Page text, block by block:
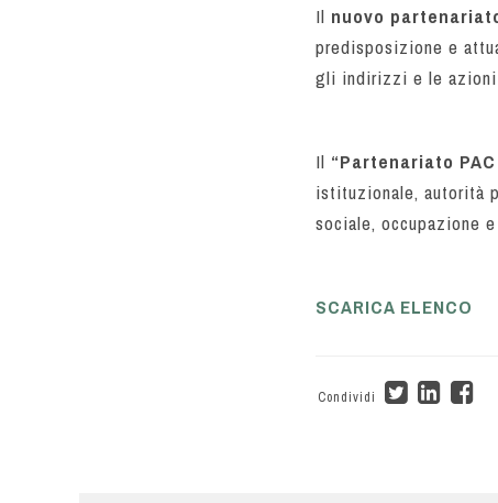
Il nuovo
predisposizione e
gli indirizzi e le
Il “Partenariato PAC
istituzionale, autorità
sociale, occupazione
SCARICA ELENCO
Condividi